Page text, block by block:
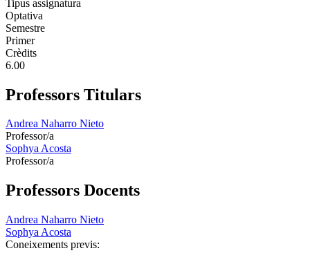
Tipus assignatura
Optativa
Semestre
Primer
Crèdits
6.00
Professors Titulars
Andrea Naharro Nieto
Professor/a
Sophya Acosta
Professor/a
Professors Docents
Andrea Naharro Nieto
Sophya Acosta
Coneixements previs: